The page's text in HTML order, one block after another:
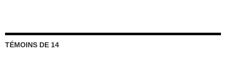
TÉMOINS DE 14